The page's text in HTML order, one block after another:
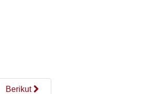
Berikut